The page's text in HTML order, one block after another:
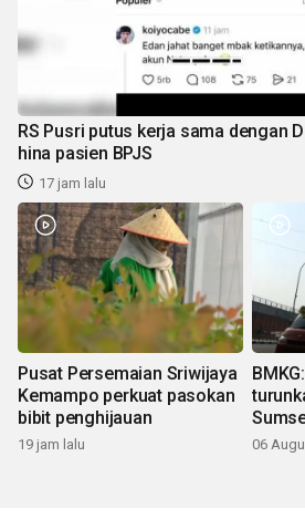
RS Pusri putus kerja sama dengan
hina pasien BPJS
17 jam lalu
Pusat Persemaian Sriwijaya
Kemampo perkuat pasokan
bibit penghijauan
19 jam lalu 06